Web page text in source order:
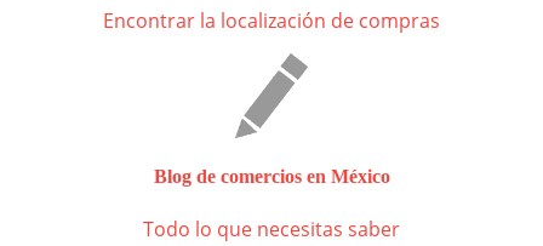
Encontrar la localización de compras
Blog de comercios en México
Todo lo que necesitas saber